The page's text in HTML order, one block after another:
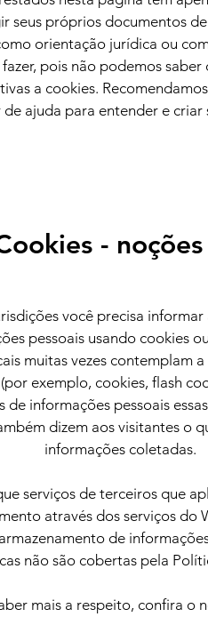
seus próprios documentos
orientação jurídica ou
pois não podemos saber
a cookies.
ajuda para entender e criar
-
você precisa
pessoais usando cookies
muitas vezes contemplam
exemplo, cookies, flash
de informações pessoais
dizem aos visitantes o
informações coletadas.
serviços de terceiros que
através dos serviços do
de
não são cobertas pela
mais a respeito, confira o